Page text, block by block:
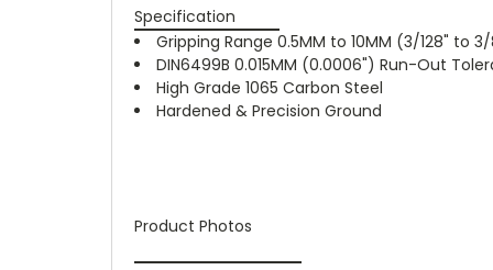
Specification
Gripping Range 0.5MM to 10MM (3/128" to
DIN6499B 0.015MM (0.0006") Run-Out
High Grade 1065 Carbon Steel
Hardened & Precision Ground
Product Photos